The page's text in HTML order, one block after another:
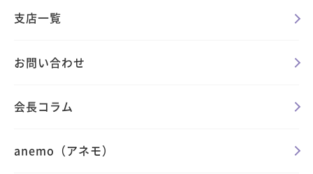
支店一覧
お問い合わせ
会長コラム
anemo（アネモ）